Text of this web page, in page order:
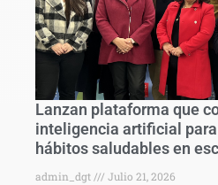
Lanzan plataforma que
inteligencia artificial
hábitos saludables en
admin_dgt Julio 21, 2026